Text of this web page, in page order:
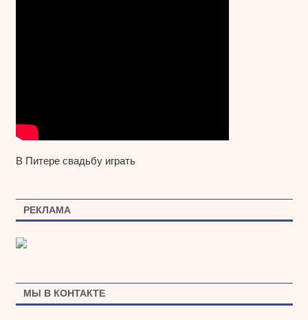
В Питере свадьбу играть
РЕКЛАМА
МЫ В КОНТАКТЕ